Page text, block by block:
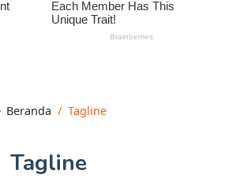
Beranda Tagline
Tagline